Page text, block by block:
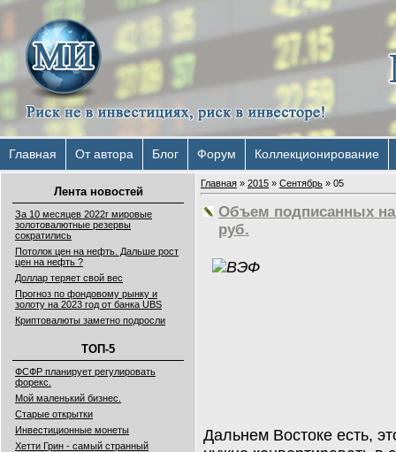
Главная От автора Блог Форум Коллекционирование
Лента новостей
За 10 месяцев 2022г мировые
золотовалютные резервы
сократились
Потолок цен на нефть. Дальше рост
цен на нефть ?
Доллар теряет свой вес
Прогноз по фондовому рынку и
золоту на 2023 год от банка UBS
Криптовалюты заметно подросли
ТОП-5
ФСФР планирует регулировать
форекс.
Мой маленький бизнес.
Старые открытки
Инвестиционные монеты
Хетти Грин - самый странный
Главная » 2015 » Сентябрь » 05
Объем подписанных
руб.
Дальнем Востоке есть,